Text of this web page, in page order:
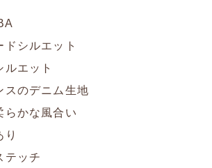
ドシルエット
ルエット
スのデニム生地
らかな風合い
り
テッチ